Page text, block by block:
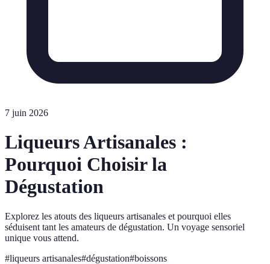
7 juin 2026
Liqueurs Artisanales :
Pourquoi Choisir la
Dégustation
Explorez les atouts des liqueurs artisanales et pourquoi elles
séduisent tant les amateurs de dégustation. Un voyage sensoriel
unique vous attend.
#liqueurs artisanales#dégustation#boissons